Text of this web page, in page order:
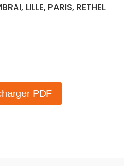
LILLE, PARIS, RETHEL
PDF